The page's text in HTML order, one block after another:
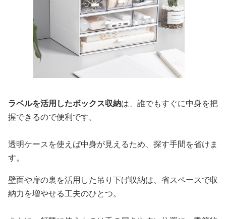
ラベルを活用したボックス収納は、誰でもすぐに中身を把
握できるので便利です。
透明ケースを使えば中身が見えるため、探す手間を省けま
す。
壁面や扉の裏を活用した吊り下げ収納は、省スペースで収
納力を増やせる工夫のひとつ。